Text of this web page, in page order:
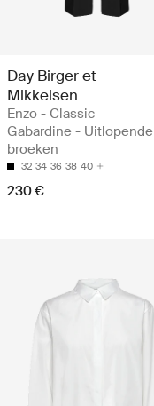
Day Birger et
Mikkelsen
Enzo - Classic
Gabardine - Uitlopende
broeken
32 34 36 38 40
230 €